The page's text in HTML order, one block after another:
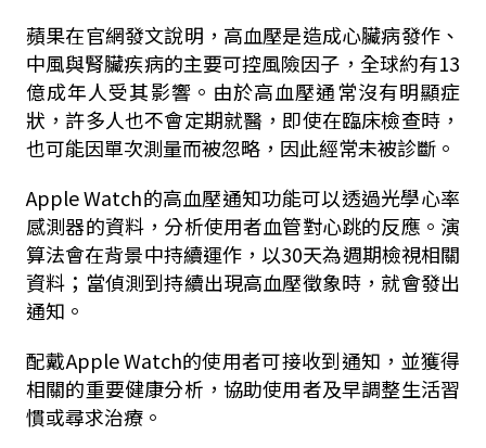
蘋果在官網發文說明，高血壓是造成心臟病發作、
中風與腎臟疾病的主要可控風險因子，全球約有13
億成年人受其影響。由於高血壓通常沒有明顯症
狀，許多人也不會定期就醫，即使在臨床檢查時，
也可能因單次測量而被忽略，因此經常未被診斷。
Apple Watch的高血壓通知功能可以透過光學心率
感測器的資料，分析使用者血管對心跳的反應。演
算法會在背景中持續運作，以30天為週期檢視相關
資料；當偵測到持續出現高血壓徵象時，就會發出
通知。
配戴Apple Watch的使用者可接收到通知，並獲得
相關的重要健康分析，協助使用者及早調整生活習
慣或尋求治療。